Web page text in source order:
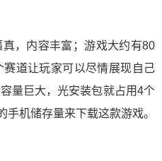
，内容丰富；游戏大约有80
道让玩家可以尽情展现自己
量巨大，光安装包就占用4个
机储存量来下载这款游戏。